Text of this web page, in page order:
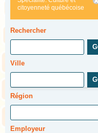
citoyenneté québécoise
Rechercher
Ville
Région
Employeur